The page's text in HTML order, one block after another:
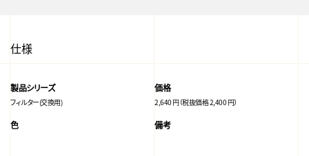
仕様
製品シリーズ
フィルター(交換用)
価格
2,640 円（税抜価格 2,400 円）
色 備考